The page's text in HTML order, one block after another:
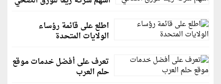
اطلع على قائمة رؤساء
الولايات المتحدة
تعرف على أفضل خدمات موقع
حلم العرب